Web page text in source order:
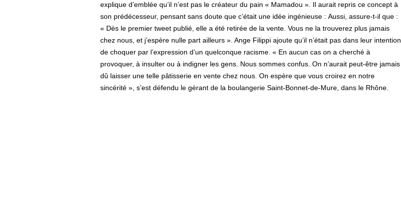
explique d’emblée qu’il n’est pas le créateur du pain « Mamadou ». Il aurait repris ce concept à
son prédécesseur, pensant sans doute que c’était une idée ingénieuse : Aussi, assure-t-il que :
« Dès le premier tweet publié, elle a été retirée de la vente. Vous ne la trouverez plus jamais
chez nous, et j’espère nulle part ailleurs ». Ange Filippi ajoute qu’il n’était pas dans leur intention
de choquer par l’expression d’un quelconque racisme. « En aucun cas on a cherché à
provoquer, à insulter ou à indigner les gens. Nous sommes confus. On n’aurait peut-être jamais
dû laisser une telle pâtisserie en vente chez nous. On espère que vous croirez en notre
sincérité », s’est défendu le gérant de la boulangerie Saint-Bonnet-de-Mure, dans le Rhône.